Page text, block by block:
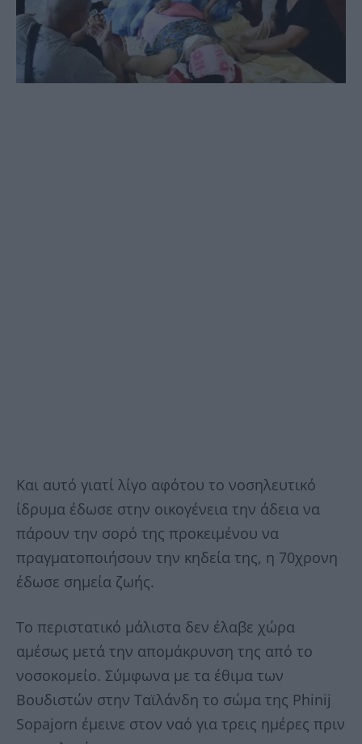
Και αυτό γιατί λίγο αφότου το νοσηλευτικό
ίδρυμα έδωσε στην οικογένεια την άδεια να
πάρουν την σορό της προκειμένου να
πραγματοποιήσουν την κηδεία της, η 70χρονη
έδωσε σημεία ζωής.
Το περιστατικό μάλιστα δεν έλαβε χώρα
αμέσως μετά την απομάκρυνση της από το
νοσοκομείο. Σύμφωνα με τα έθιμα των
Βουδιστών στην Ταϊλάνδη το σώμα της Phinij
Sopajorn έμεινε στον ναό για τρεις ημέρες πριν